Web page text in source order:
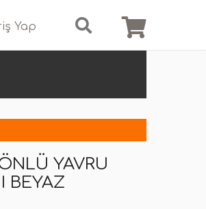
Yap
YAVRU
BEYAZ